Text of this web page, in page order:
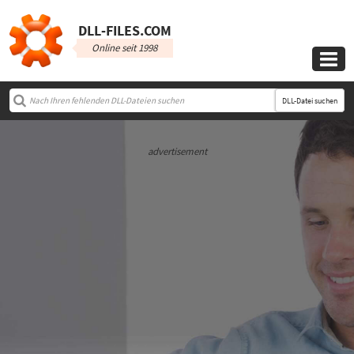
DLL‑FILES.COM
Online seit 1998

DLL-Datei suchen
advertisement